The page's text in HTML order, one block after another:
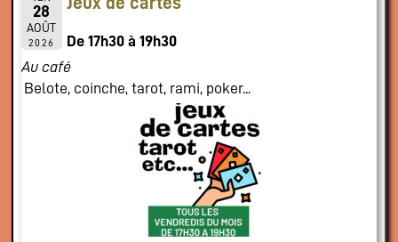
28
AOÛT
2026
De 17h30 à 19h30
Au café
Belote, coinche, tarot, rami, poker...